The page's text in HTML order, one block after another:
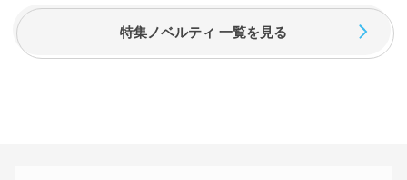
特集ノベルティ 一覧を見る